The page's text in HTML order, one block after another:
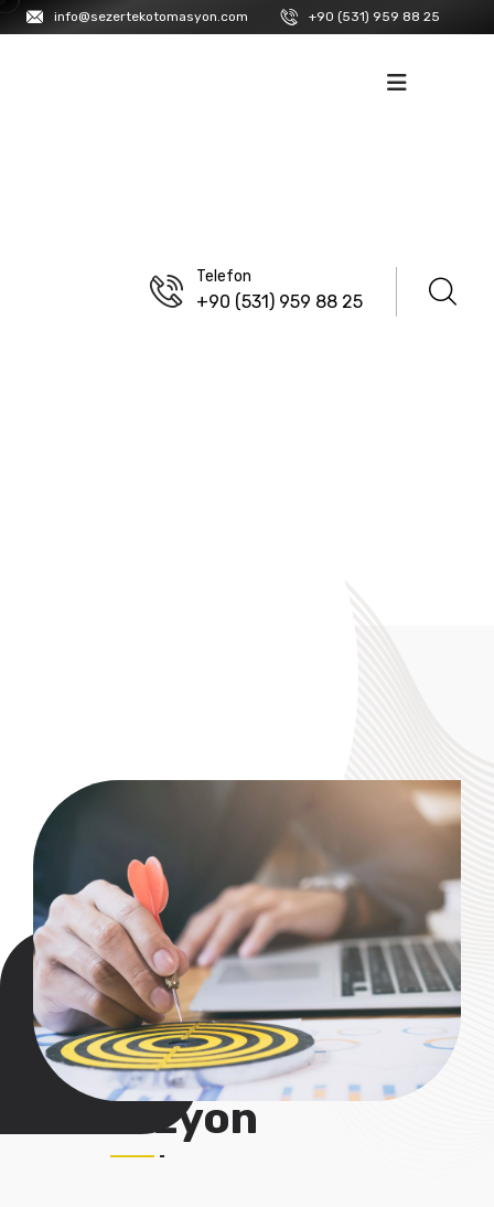
info@sezertekotomasyon.com +90 (531) 959 88 25
Telefon
+90 (531) 959 88 25
Vizyon